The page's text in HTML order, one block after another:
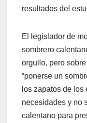
resultados del
El legislador de
sombrero
orgullo, pero
“ponerse un
los zapatos de
necesidades y no
calentano para